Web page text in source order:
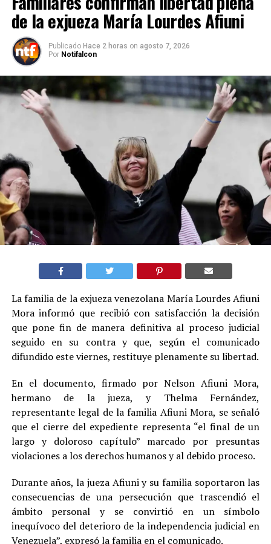
de la exjueza María Lourdes Afiuni
Publicado Hace 2 horas on agosto 7, 2026
Por Notifalcon
La familia de la exjueza venezolana María Lourdes Afiuni
Mora informó que recibió con satisfacción la decisión
que pone fin de manera definitiva al proceso judicial
seguido en su contra y que, según el comunicado
difundido este viernes, restituye plenamente su libertad.
En el documento, firmado por Nelson Afiuni Mora,
hermano de la jueza, y Thelma Fernández,
representante legal de la familia Afiuni Mora, se señaló
que el cierre del expediente representa “el final de un
largo y doloroso capítulo” marcado por presuntas
violaciones a los derechos humanos y al debido proceso.
Durante años, la jueza Afiuni y su familia soportaron las
consecuencias de una persecución que trascendió el
ámbito personal y se convirtió en un símbolo
inequívoco del deterioro de la independencia judicial en
Venezuela”, expresó la familia en el comunicado.